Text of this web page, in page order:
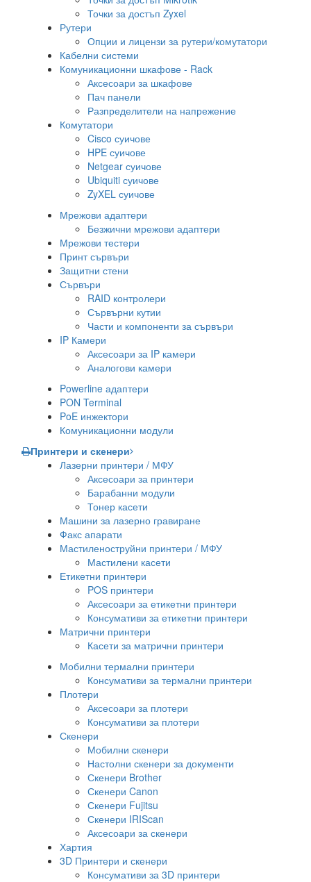
Точки за достъп Zyxel
Рутери
Опции и лицензи за рутери/комутатори
Кабелни системи
Комуникационни шкафове - Rack
Аксесоари за шкафове
Пач панели
Разпределители на напрежение
Комутатори
Cisco суичове
HPE суичове
Netgear суичове
Ubiquiti суичове
ZyXEL суичове
Мрежови адаптери
Безжични мрежови адаптери
Мрежови тестери
Принт сървъри
Защитни стени
Сървъри
RAID контролери
Сървърни кутии
Части и компоненти за сървъри
IP Камери
Аксесоари за IP камери
Аналогови камери
Powerline адаптери
PON Terminal
PoE инжектори
Комуникационни модули
Принтери и скенери
Лазерни принтери / МФУ
Аксесоари за принтери
Барабанни модули
Тонер касети
Машини за лазерно гравиране
Факс апарати
Мастиленоструйни принтери / МФУ
Мастилени касети
Етикетни принтери
POS принтери
Аксесоари за етикетни принтери
Консумативи за етикетни принтери
Матрични принтери
Касети за матрични принтери
Мобилни термални принтери
Консумативи за термални принтери
Плотери
Аксесоари за плотери
Консумативи за плотери
Скенери
Мобилни скенери
Настолни скенери за документи
Скенери Brother
Скенери Canon
Скенери Fujitsu
Скенери IRIScan
Аксесоари за скенери
Хартия
3D Принтери и скенери
Консумативи за 3D принтери